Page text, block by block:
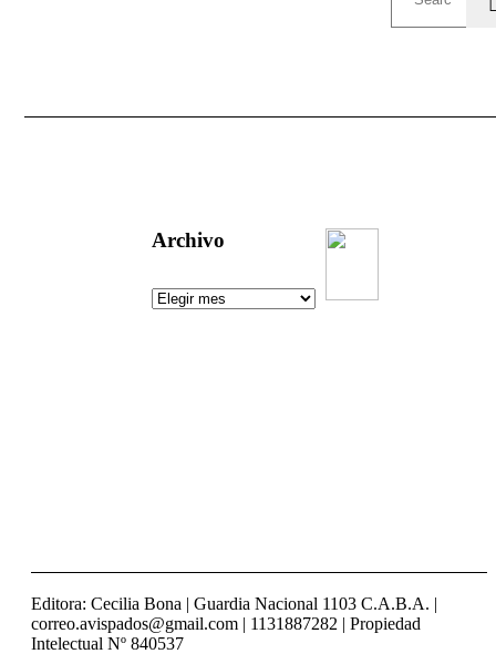
Archivo
Editora: Cecilia Bona | Guardia Nacional 1103 C.A.B.A. |
correo.avispados@gmail.com | 1131887282 | Propiedad
Intelectual Nº 840537